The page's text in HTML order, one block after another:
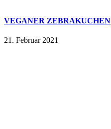
VEGANER ZEBRAKUCHEN
21. Februar 2021